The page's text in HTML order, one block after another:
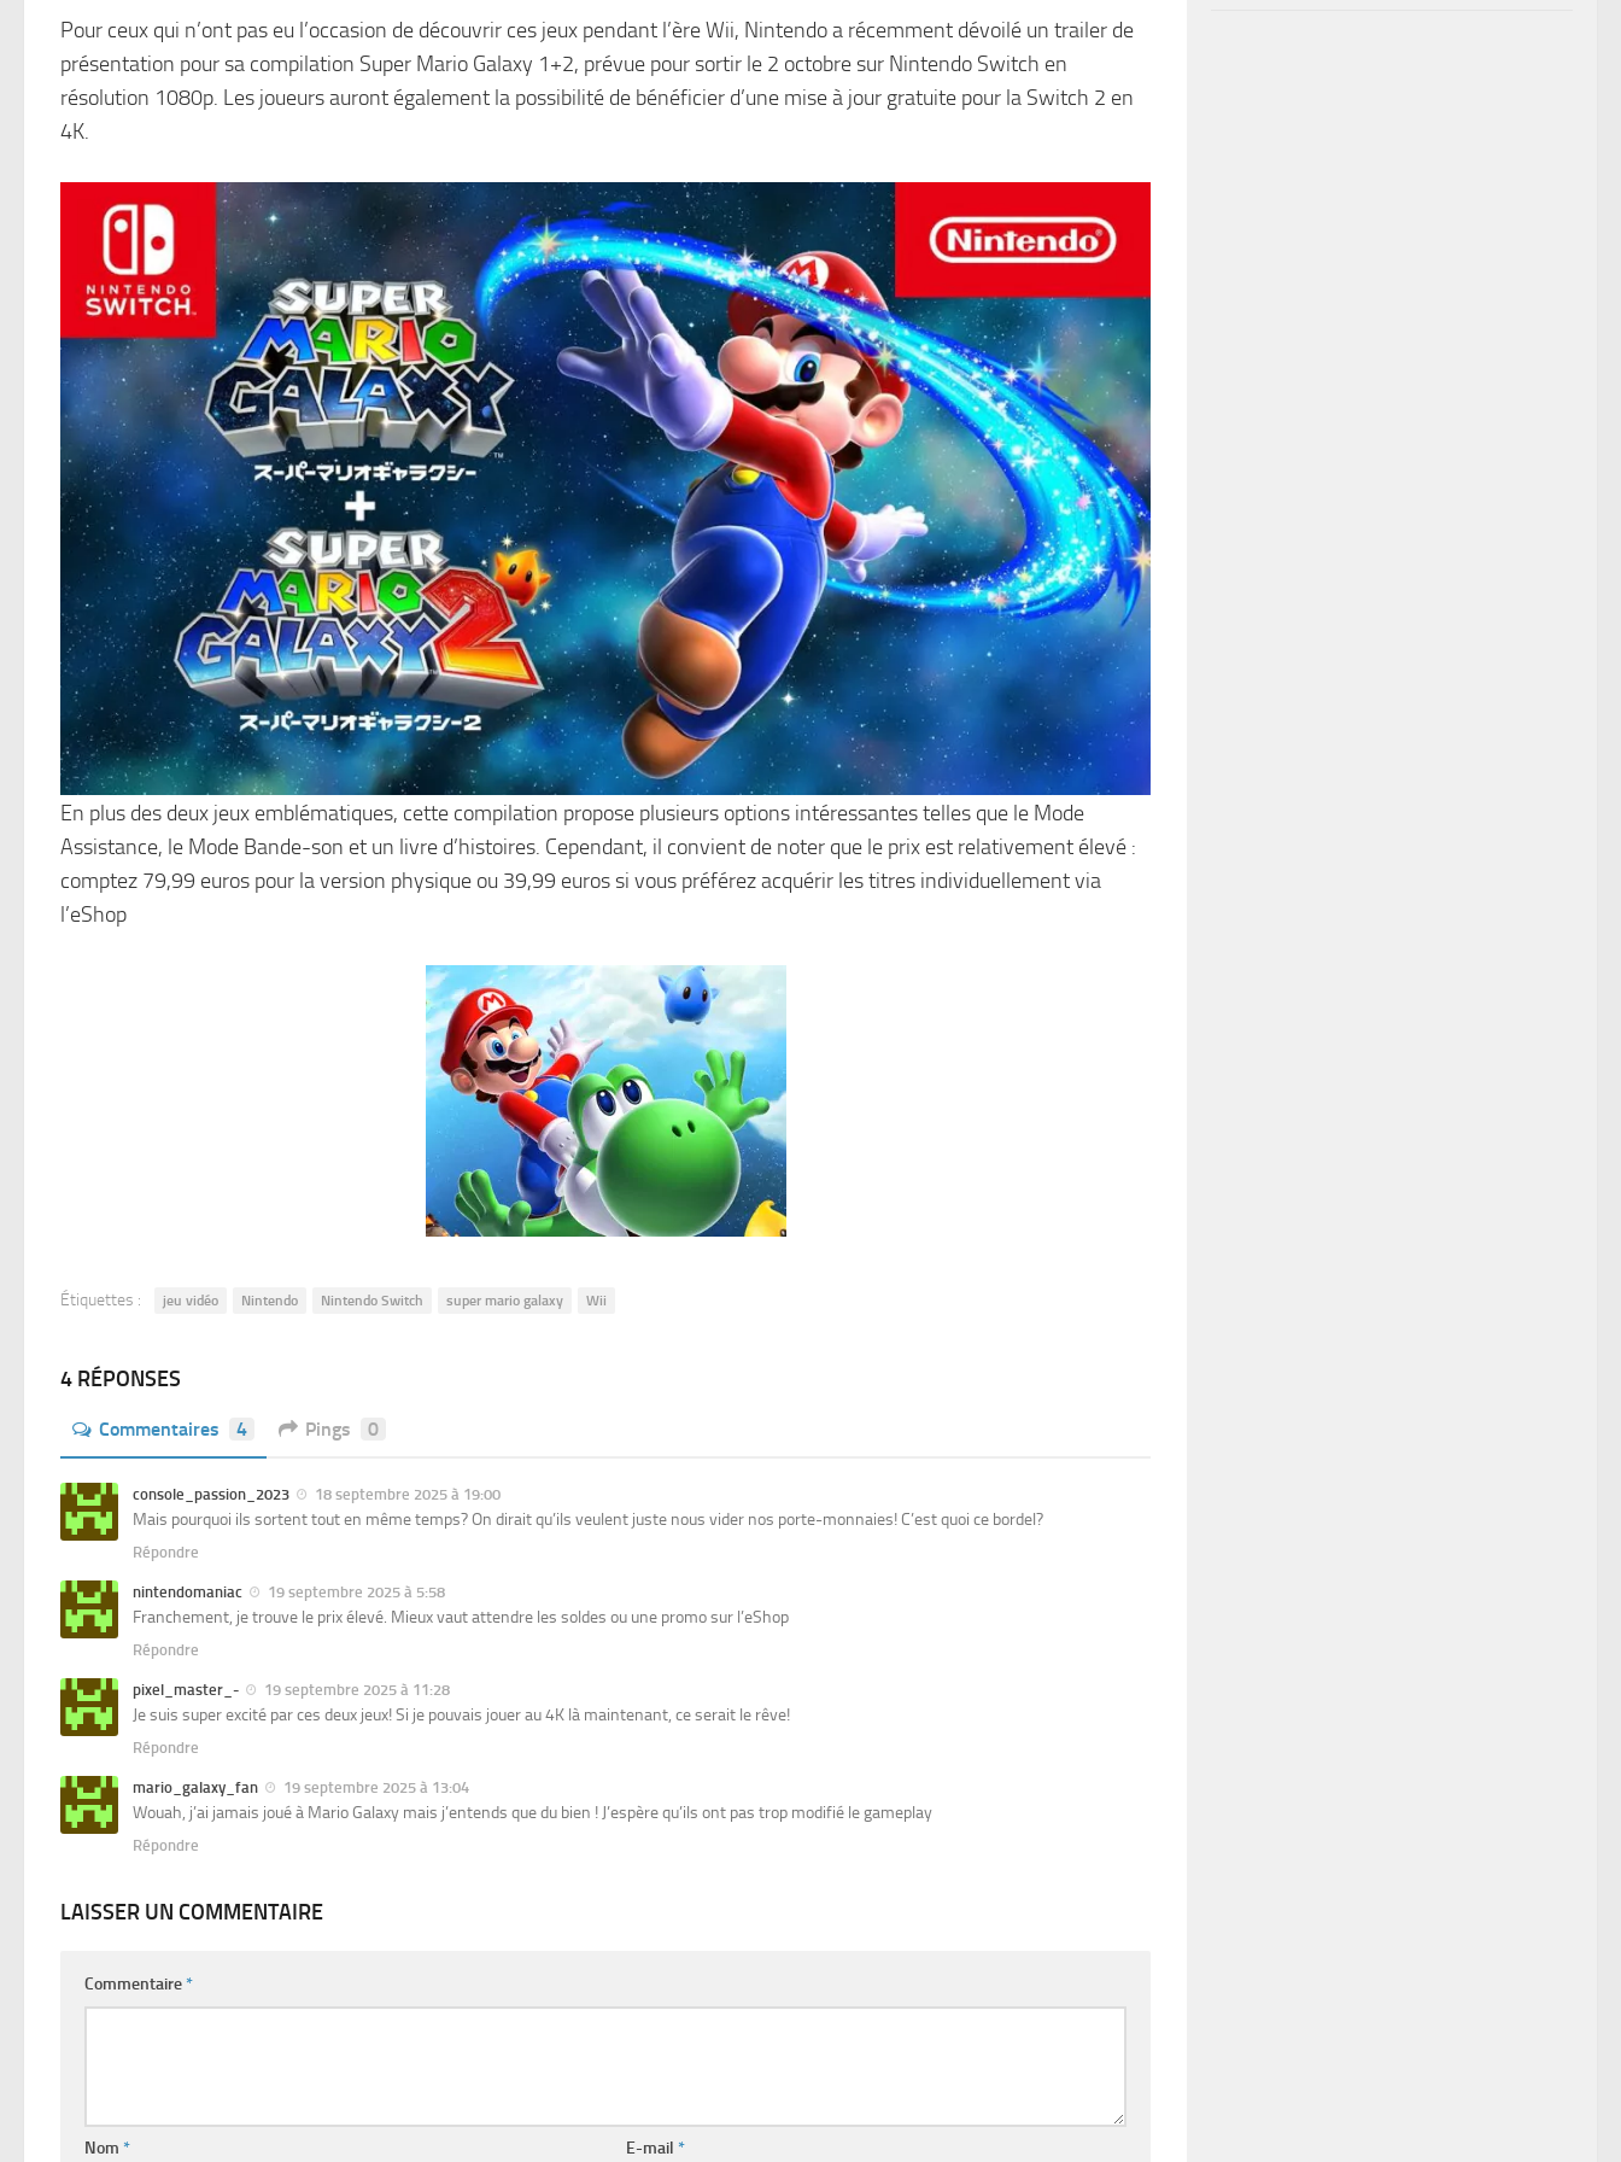
Pour ceux qui n’ont pas eu l’occasion de découvrir ces jeux pendant l’ère Wii, Nintendo a récemment dévoilé un trailer de
présentation pour sa compilation Super Mario Galaxy 1+2, prévue pour sortir le 2 octobre sur Nintendo Switch en
résolution 1080p. Les joueurs auront également la possibilité de bénéficier d’une mise à jour gratuite pour la Switch 2 en
4K.
En plus des deux jeux emblématiques, cette compilation propose plusieurs options intéressantes telles que le Mode
Assistance, le Mode Bande-son et un livre d’histoires. Cependant, il convient de noter que le prix est relativement élevé :
comptez 79,99 euros pour la version physique ou 39,99 euros si vous préférez acquérir les titres individuellement via
l’eShop
Étiquettes : jeu vidéo Nintendo Nintendo Switch super mario galaxy Wii
4 RÉPONSES
Commentaires 4 Pings 0
console_passion_2023 18 septembre 2025 à 19:00
Mais pourquoi ils sortent tout en même temps? On dirait qu’ils veulent juste nous vider nos porte-monnaies! C’est quoi ce bordel?
Répondre
nintendomaniac 19 septembre 2025 à 5:58
Franchement, je trouve le prix élevé. Mieux vaut attendre les soldes ou une promo sur l’eShop
Répondre
pixel_master_- 19 septembre 2025 à 11:28
Je suis super excité par ces deux jeux! Si je pouvais jouer au 4K là maintenant, ce serait le rêve!
Répondre
mario_galaxy_fan 19 septembre 2025 à 13:04
Wouah, j’ai jamais joué à Mario Galaxy mais j’entends que du bien ! J’espère qu’ils ont pas trop modifié le gameplay
Répondre
LAISSER UN COMMENTAIRE
Commentaire*
Nom * E-mail*